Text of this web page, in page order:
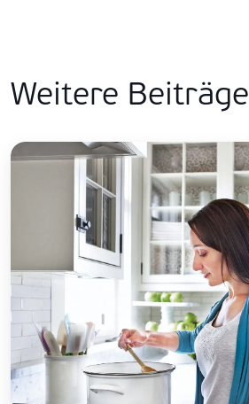
Weitere Beiträge